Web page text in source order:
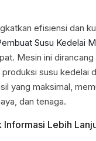
efisiensi dan
Susu Kedelai
Mesin ini dirancang
susu kedelai
yang maksimal,
dan tenaga.
Informasi Lebih